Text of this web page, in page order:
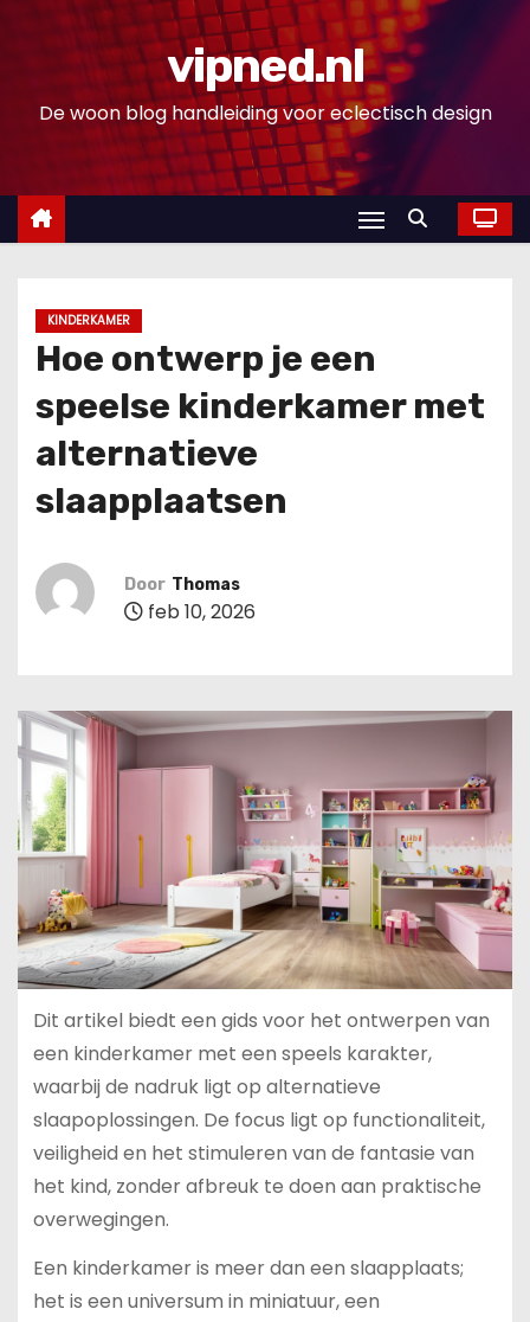
n
vipned.nl
De woon blog handleiding voor eclectisch design
KINDERKAMER
Hoe ontwerp je een
speelse kinderkamer met
alternatieve
slaapplaatsen
Door Thomas
feb 10, 2026
Dit artikel biedt een gids voor het ontwerpen van
een kinderkamer met een speels karakter,
waarbij de nadruk ligt op alternatieve
slaapoplossingen. De focus ligt op functionaliteit,
veiligheid en het stimuleren van de fantasie van
het kind, zonder afbreuk te doen aan praktische
overwegingen.
Een kinderkamer is meer dan een slaapplaats;
het is een universum in miniatuur, een